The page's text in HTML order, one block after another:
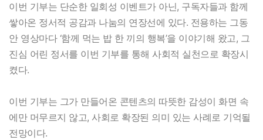
이번 기부는 단순한 일회성 이벤트가 아닌, 구독자들과 함께
쌓아온 정서적 공감과 나눔의 연장선에 있다. 전용하는 그동
안 영상마다 ‘함께 먹는 밥 한 끼의 행복’을 이야기해 왔고, 그
진심 어린 정서를 이번 기부를 통해 사회적 실천으로 확장시
켰다.
이번 기부는 그가 만들어온 콘텐츠의 따뜻한 감성이 화면 속
에만 머무르지 않고, 사회로 확장된 의미 있는 사례로 기억될
전망이다.